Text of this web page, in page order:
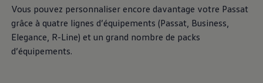
Vous pouvez personnaliser encore davantage votre Passat
grâce à quatre lignes d’équipements (Passat, Business,
Elegance, R-Line) et un grand nombre de packs
d’équipements.